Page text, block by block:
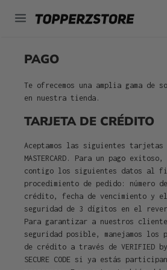
principal
PAGO
Te ofrecemos una amplia gama de
en nuestra tienda.
TARJETA DE CRÉDITO
Aceptamos las siguientes
MASTERCARD. Para un pago
contigo los siguientes datos al
procedimiento de pedido: número
crédito, fecha de vencimiento y
seguridad de 3 dígitos en el
Para garantizar a nuestros
seguridad posible, manejamos los
de crédito a través de VERIFIED by
SECURE CODE si ya estás